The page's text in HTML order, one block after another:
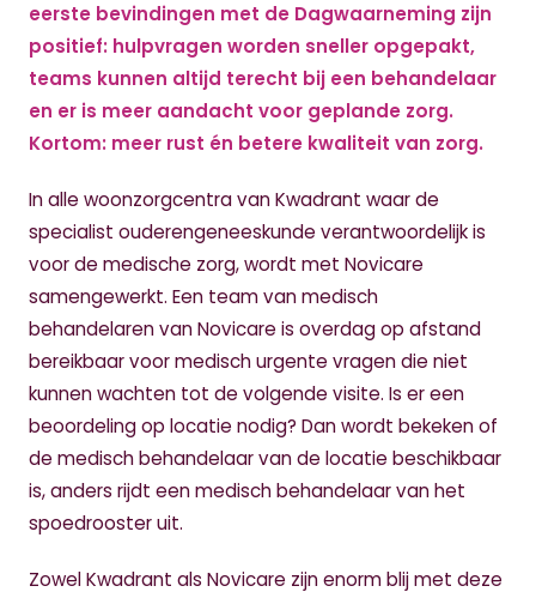
eerste bevindingen met de Dagwaarneming zijn
positief: hulpvragen worden sneller opgepakt,
teams kunnen altijd terecht bij een behandelaar
en er is meer aandacht voor geplande zorg.
Kortom: meer rust én betere kwaliteit van zorg.
In alle woonzorgcentra van Kwadrant waar de
specialist ouderengeneeskunde verantwoordelijk is
voor de medische zorg, wordt met Novicare
samengewerkt. Een team van medisch
behandelaren van Novicare is overdag op afstand
bereikbaar voor medisch urgente vragen die niet
kunnen wachten tot de volgende visite. Is er een
beoordeling op locatie nodig? Dan wordt bekeken of
de medisch behandelaar van de locatie beschikbaar
is, anders rijdt een medisch behandelaar van het
spoedrooster uit.
Zowel Kwadrant als Novicare zijn enorm blij met deze